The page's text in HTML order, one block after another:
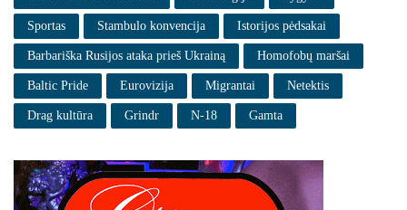
Sportas Stambulo konvencija Istorijos pėdsakai
Barbariška Rusijos ataka prieš Ukrainą Homofobų maršai
Baltic Pride Eurovizija Migrantai Netektis
Drag kultūra Grindr N-18 Gamta